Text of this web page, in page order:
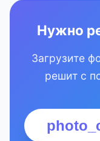
Нужно
Загрузите
решит с